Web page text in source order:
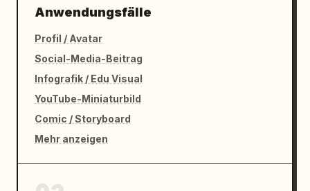
Anwendungsfälle
Profil / Avatar
Social-Media-Beitrag
Infografik / Edu Visual
YouTube-Miniaturbild
Comic / Storyboard
Mehr anzeigen